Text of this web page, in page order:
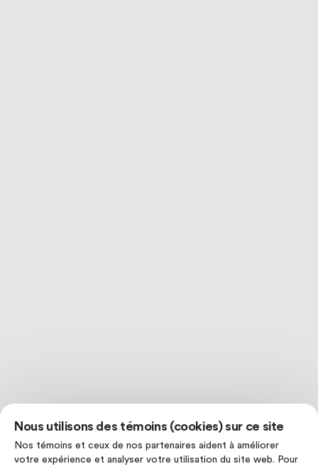
Nous utilisons des témoins (cookies) sur ce site
Nos témoins et ceux de nos partenaires aident à améliorer
votre expérience et analyser votre utilisation du site web. Pour